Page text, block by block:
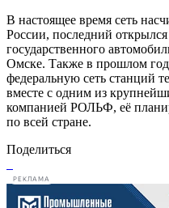
В настоящее время сеть
России, последний​
государственного
Омске.​ Также в прошлом
федеральную сеть станций
вместе с одним из
компанией РОЛЬФ,​ её​
по всей стране.
Поделиться
РЕКЛАМА